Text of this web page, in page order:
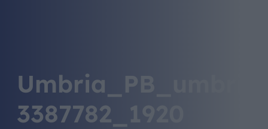
3387782_1920